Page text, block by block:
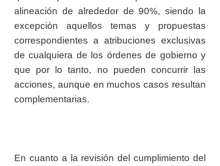
alineación de alrededor de 90%, siendo la
excepción aquellos temas y propuestas
correspondientes a atribuciones exclusivas
de cualquiera de los órdenes de gobierno y
que por lo tanto, no pueden concurrir las
acciones, aunque en muchos casos resultan
complementarias.
En cuanto a la revisión del cumplimiento del